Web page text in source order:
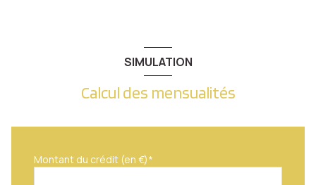
SIMULATION
Calcul des mensualités
Montant du crédit (en €)*